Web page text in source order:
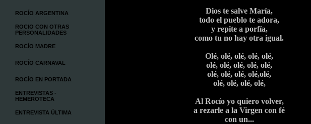
ROCÍO ARGENTINA
ROCIO CON OTRAS
PERSONALIDADES
ROCÍO MADRE
ROCÍO CARNAVAL
ROCÍO EN PORTADA
ENTREVISTAS -
HEMEROTECA
ENTREVISTA ÚLTIMA
Dios te salve María,
todo el pueblo te adora,
y repite a porfía,
como tu no hay otra igual.
Olé, olé, olé, olé, olé,
olé, olé, olé, olé, olé,
olé, olé, olé, olé,olé,
olé, olé, olé, olé,
Al Rocío yo quiero volver,
a rezarle a la Virgen con fé
con un...